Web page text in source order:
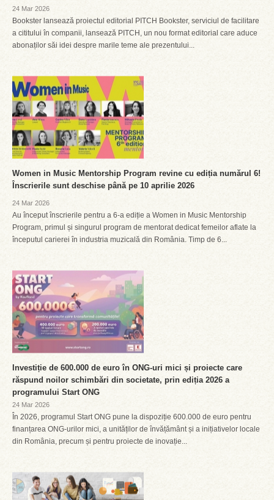
24 Mar 2026
Bookster lansează proiectul editorial PITCH Bookster, serviciul de facilitare
a cititului în companii, lansează PITCH, un nou format editorial care aduce
abonaților săi idei despre marile teme ale prezentului...
Women in Music Mentorship Program revine cu ediția numărul 6!
Înscrierile sunt deschise până pe 10 aprilie 2026
24 Mar 2026
Au început înscrierile pentru a 6-a ediție a Women in Music Mentorship
Program, primul și singurul program de mentorat dedicat femeilor aflate la
începutul carierei în industria muzicală din România. Timp de 6...
Investiție de 600.000 de euro în ONG-uri mici și proiecte care
răspund noilor schimbări din societate, prin ediția 2026 a
programului Start ONG
24 Mar 2026
În 2026, programul Start ONG pune la dispoziție 600.000 de euro pentru
finanțarea ONG-urilor mici, a unităților de învățământ și a inițiativelor locale
din România, precum și pentru proiecte de inovație...